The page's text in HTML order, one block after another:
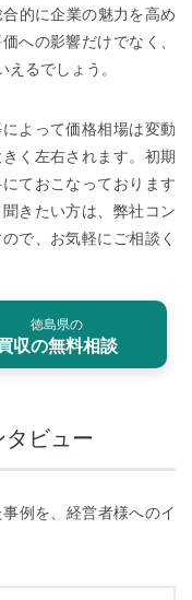
的に企業の魅力を高め
への影響だけでなく、
るでしょう。
よって価格相場は変動
く左右されます。初期
ておこなっております
きたい方は、弊社コン
で、お気軽にご相談く
徳島県の
収の無料相談
ビュー
例を、経営者様へのイ